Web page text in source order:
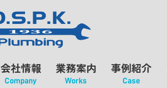
会社情報
Company
業務案内
Works
事例紹介
Case